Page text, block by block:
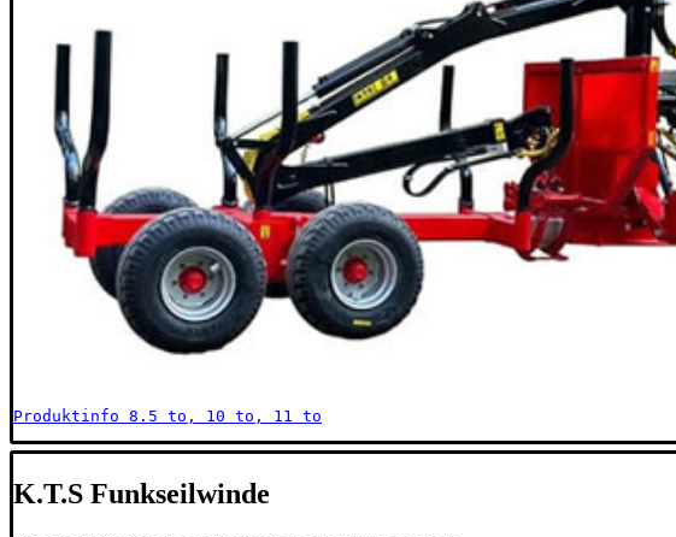
Produktinfo 8.5 to, 10 to, 11 to
K.T.S Funkseilwinde